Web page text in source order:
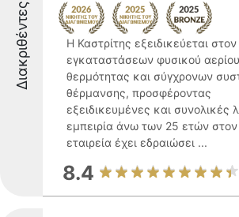
Διακριθέντες
Η Καστρίτης εξειδικεύεται
εγκαταστάσεων φυσικού
θερμότητας και σύγχρονων
θέρμανσης, προσφέροντας
εξειδικευμένες και συνολικές
εμπειρία άνω των 25 ετών
εταιρεία έχει εδραιώσει ...
8.4